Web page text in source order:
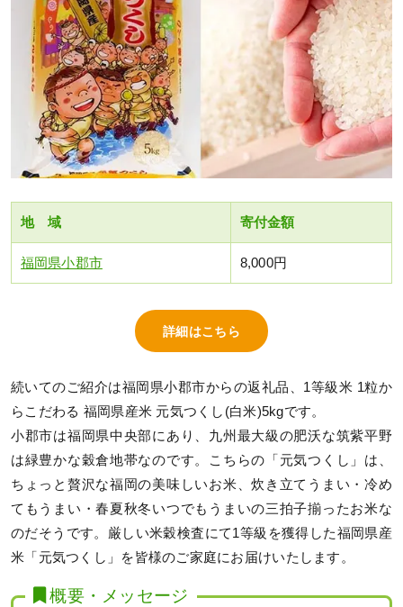
地 域 寄付金額
福岡県小郡市 8,000円
詳細はこちら
続いてのご紹介は福岡県小郡市からの返礼品、1等級米 1粒か
らこだわる 福岡県産米 元気つくし(白米)5kgです。
小郡市は福岡県中央部にあり、九州最大級の肥沃な筑紫平野
は緑豊かな穀倉地帯なのです。こちらの「元気つくし」は、
ちょっと贅沢な福岡の美味しいお米、炊き立てうまい・冷め
てもうまい・春夏秋冬いつでもうまいの三拍子揃ったお米な
のだそうです。厳しい米穀検査にて1等級を獲得した福岡県産
米「元気つくし」を皆様のご家庭にお届けいたします。
概要・メッセージ